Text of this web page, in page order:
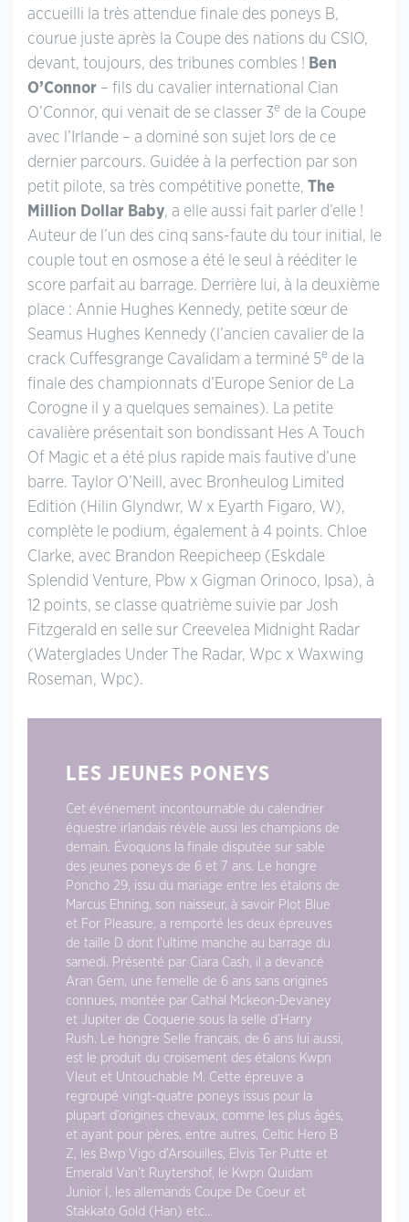
accueilli la très attendue finale des poneys B,
courue juste après la Coupe des nations du CSIO,
devant, toujours, des tribunes combles ! Ben
O’Connor – fils du cavalier international Cian
O’Connor, qui venait de se classer 3e de la Coupe
avec l’Irlande – a dominé son sujet lors de ce
dernier parcours. Guidée à la perfection par son
petit pilote, sa très compétitive ponette, The
Million Dollar Baby, a elle aussi fait parler d’elle !
Auteur de l’un des cinq sans-faute du tour initial, le
couple tout en osmose a été le seul à rééditer le
score parfait au barrage. Derrière lui, à la deuxième
place : Annie Hughes Kennedy, petite sœur de
Seamus Hughes Kennedy (l’ancien cavalier de la
crack Cuffesgrange Cavalidam a terminé 5e de la
finale des championnats d’Europe Senior de La
Corogne il y a quelques semaines). La petite
cavalière présentait son bondissant Hes A Touch
Of Magic et a été plus rapide mais fautive d’une
barre. Taylor O’Neill, avec Bronheulog Limited
Edition (Hilin Glyndwr, W x Eyarth Figaro, W),
complète le podium, également à 4 points. Chloe
Clarke, avec Brandon Reepicheep (Eskdale
Splendid Venture, Pbw x Gigman Orinoco, Ipsa), à
12 points, se classe quatrième suivie par Josh
Fitzgerald en selle sur Creevelea Midnight Radar
(Waterglades Under The Radar, Wpc x Waxwing
Roseman, Wpc).
LES JEUNES PONEYS
Cet événement incontournable du calendrier
équestre irlandais révèle aussi les champions de
demain. Évoquons la finale disputée sur sable
des jeunes poneys de 6 et 7 ans. Le hongre
Poncho 29, issu du mariage entre les étalons de
Marcus Ehning, son naisseur, à savoir Plot Blue
et For Pleasure, a remporté les deux épreuves
de taille D dont l’ultime manche au barrage du
samedi. Présenté par Ciara Cash, il a devancé
Aran Gem, une femelle de 6 ans sans origines
connues, montée par Cathal Mckeon-Devaney
et Jupiter de Coquerie sous la selle d’Harry
Rush. Le hongre Selle français, de 6 ans lui aussi,
est le produit du croisement des étalons Kwpn
Vleut et Untouchable M. Cette épreuve a
regroupé vingt-quatre poneys issus pour la
plupart d’origines chevaux, comme les plus âgés,
et ayant pour pères, entre autres, Celtic Hero B
Z, les Bwp Vigo d’Arsouilles, Elvis Ter Putte et
Emerald Van’t Ruytershof, le Kwpn Quidam
Junior I, les allemands Coupe De Coeur et
Stakkato Gold (Han) etc…